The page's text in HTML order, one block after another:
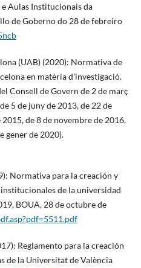
Aulas Institucionais da
de Goberno do 28 de febreiro
(UAB) (2020): Normativa de
en matèria d’investigació.
Consell de Govern de 2 de març
5 de juny de 2013, de 22 de
de 8 de novembre de 2016,
gener de 2020).
Normativa para la creación y
de la universidad
BOUA, 28 de octubre de
Reglamento para la creación
de la Universitat de València